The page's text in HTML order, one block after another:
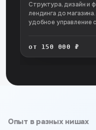
Структура, дизайн и
лендинга до
удобное управление
от 150 000 ₽
Опыт в разных нишах